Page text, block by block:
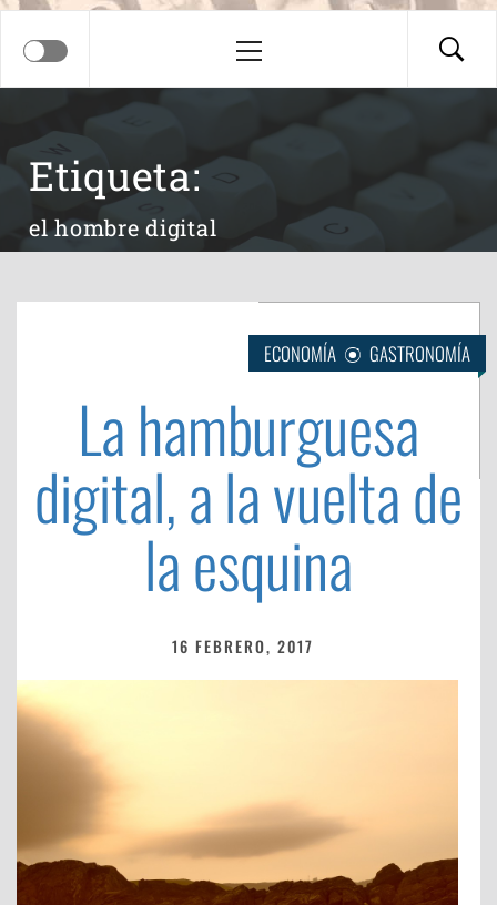
principal
Etiqueta:
el hombre digital
ECONOMÍA GASTRONOMÍA
La hamburguesa
digital, a la vuelta de
la esquina
16 FEBRERO, 2017